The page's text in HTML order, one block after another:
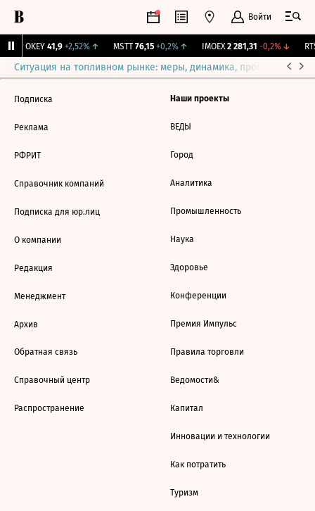
Войти
OKEY 41,9 +2,52%↑ MSTT 76,15 +0,2%↑ IMOEX 2 281,31 -0,2%↓
Ситуация на топливном рынке: меры, динамика, прогнозы
Подписка
Реклама
РФРИТ
Справочник компаний
Подписка для юр.лиц
О компании
Редакция
Менеджмент
Архив
Обратная связь
Справочный центр
Распространение
Наши проекты
ВЕДЫ
Город
Аналитика
Промышленность
Наука
Здоровье
Конференции
Премия Импульс
Правила торговли
Ведомости&
Капитал
Инновации и технологии
Как потратить
Туризм